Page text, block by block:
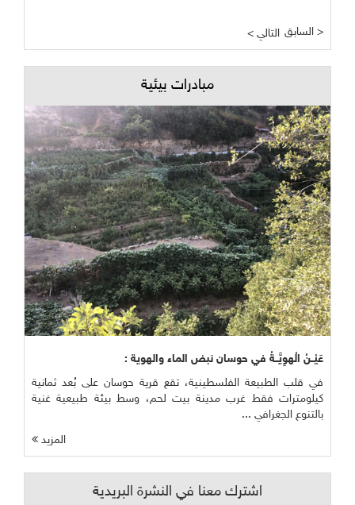
< التالي السابق >
مبادرات بيئية
عَيْــنُ الْهوِيَّــةُ في حوسان نبض الماء والهوية :
في قلب الطبيعة الفلسطينية، تقع قرية حوسان على بُعد ثمانية
كيلومترات فقط غرب مدينة بيت لحم، وسط بيئة طبيعية غنية
بالتنوع الجغرافي ...
المزيد
اشترك معنا في النشرة البريدية